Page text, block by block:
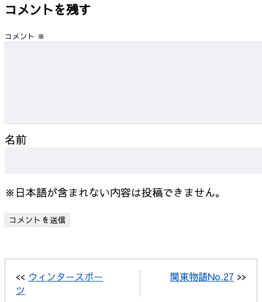
コメントを残す
コメント ※
名前
※日本語が含まれない内容は投稿できません。
<< ウィンタースポー
ツ
関東物語No.27 >>